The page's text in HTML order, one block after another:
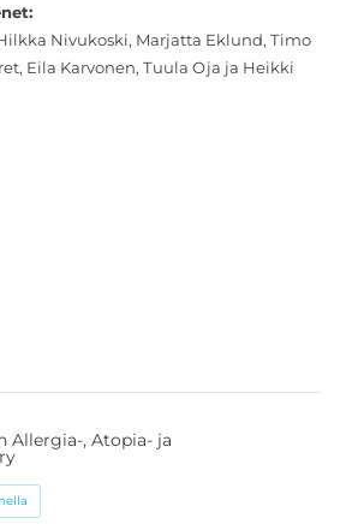
Nivukoski, Marjatta Eklund, Timo
Eila Karvonen, Tuula Oja ja Heikki
Allergia-, Atopia- ja